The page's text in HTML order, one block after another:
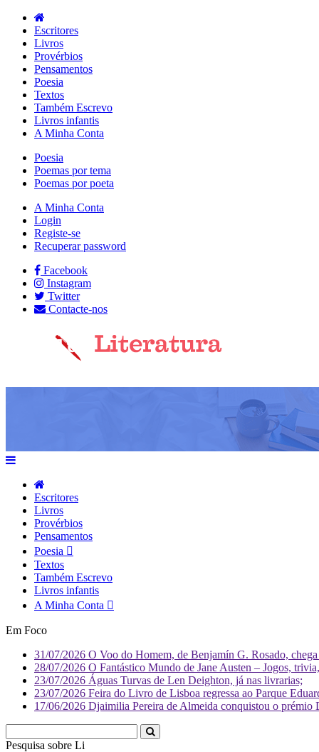
Escritores
Livros
Provérbios
Pensamentos
Poesia
Textos
Também Escrevo
Livros infantis
A Minha Conta
Poesia
Poemas por tema
Poemas por poeta
A Minha Conta
Login
Registe-se
Recuperar password
Facebook
Instagram
Twitter
Contacte-nos
Escritores
Livros
Provérbios
Pensamentos
Poesia
Textos
Também Escrevo
Livros infantis
A Minha Conta
Em Foco
31/07/2026 O Voo do Homem, de Benjamín G. Rosado,
28/07/2026 O Fantástico Mundo de Jane Austen – Jogos,
23/07/2026 Águas Turvas de Len Deighton, já nas livrarias;
23/07/2026 Feira do Livro de Lisboa regressa ao Parque
17/06/2026 Djaimilia Pereira de Almeida conquistou o
Pesquisa sobre Literatura